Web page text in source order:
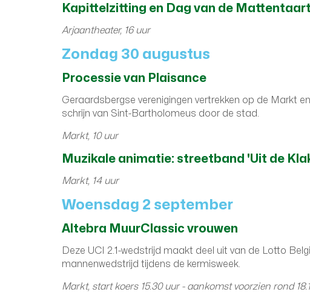
Kapittelzitting en Dag van de Mattentaart
Arjaantheater, 16 uur
Zondag 30 augustus
Processie van Plaisance
Geraardsbergse verenigingen vertrekken op de Markt
schrijn van Sint-Bartholomeus door de stad.
Markt, 10 uur
Muzikale animatie: streetband 'Uit de
Markt, 14 uur
Woensdag 2 september
Altebra MuurClassic vrouwen
Deze UCI 2.1-wedstrijd maakt deel uit van de Lotto
mannenwedstrijd tijdens de kermisweek.
Markt, start koers 15.30 uur - aankomst voorzien rond